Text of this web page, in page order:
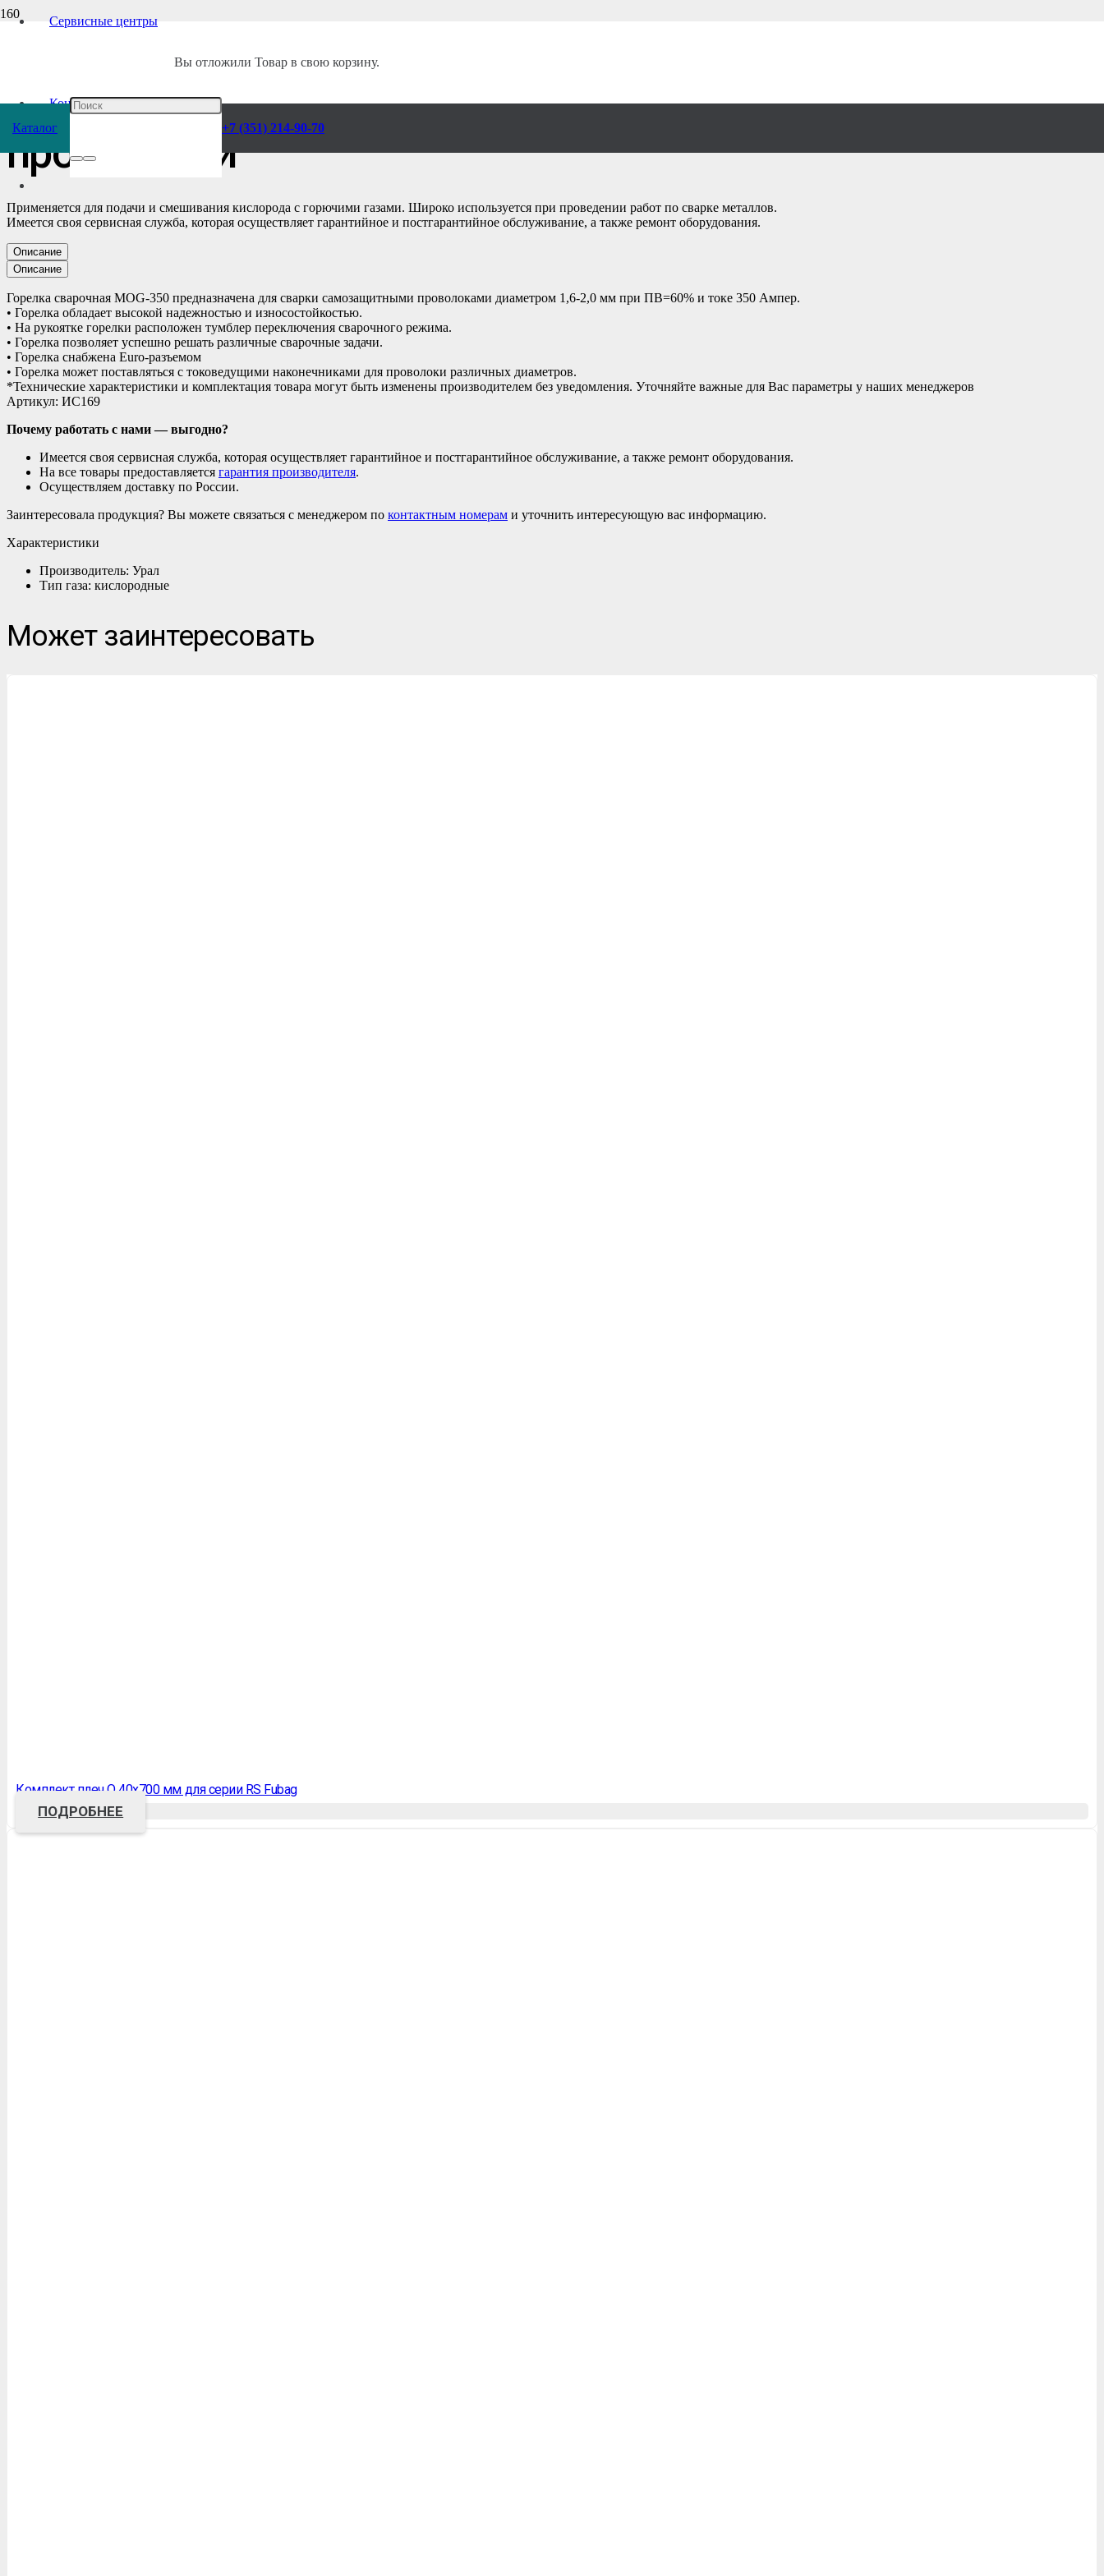
Сервисные центры
Контакты
Вы отложили Товар в свою корзину.
Каталог +7 (351) 214-90-70
Главная /Каталог/Сварочное оборудование
Горелка сварочная MOG-350 3 м сварка самозащитной
проволокой
Применяется для подачи и смешивания кислорода с горючими газами. Широко используется при проведении работ по сварке металлов.
Имеется своя сервисная служба, которая осуществляет гарантийное и постгарантийное обслуживание, а также ремонт оборудования.
Описание
Описание
Горелка сварочная MOG-350 предназначена для сварки самозащитными проволоками диаметром 1,6-2,0 мм при ПВ=60% и токе 350 Ампер.
• Горелка обладает высокой надежностью и износостойкостью.
• На рукоятке горелки расположен тумблер переключения сварочного режима.
• Горелка позволяет успешно решать различные сварочные задачи.
• Горелка снабжена Euro-разъемом
• Горелка может поставляться с токоведущими наконечниками для проволоки различных диаметров.
*Технические характеристики и комплектация товара могут быть изменены производителем без уведомления. Уточняйте важные для Вас параметры у наших менеджеров
Артикул: ИС169
Почему работать с нами — выгодно?
Имеется своя сервисная служба, которая осуществляет гарантийное и постгарантийное обслуживание, а также ремонт оборудования.
На все товары предоставляется гарантия производителя.
Осуществляем доставку по России.
Заинтересовала продукция? Вы можете связаться с менеджером по контактным номерам и уточнить интересующую вас информацию.
Характеристики
Производитель: Урал
Тип газа: кислородные
Может заинтересовать
Комплект плеч O 40х700 мм для серии RS Fubag
ПОДРОБНЕЕ